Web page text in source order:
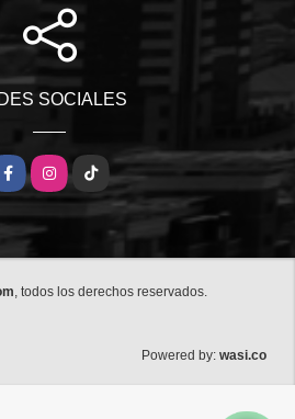
SOCIALES
InstagramTikTok
, todos los derechos reservados.
Powered by: wasi.co